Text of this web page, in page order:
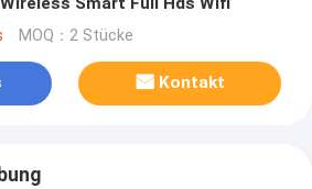
MOQ：2 Stücke
Kontakt